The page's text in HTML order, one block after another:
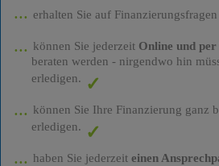
erhalten Sie auf
können Sie jederzeit Online und
beraten werden - nirgendwo hin
erledigen.
können Sie Ihre Finanzierung ganz
erledigen.
haben Sie jederzeit einen